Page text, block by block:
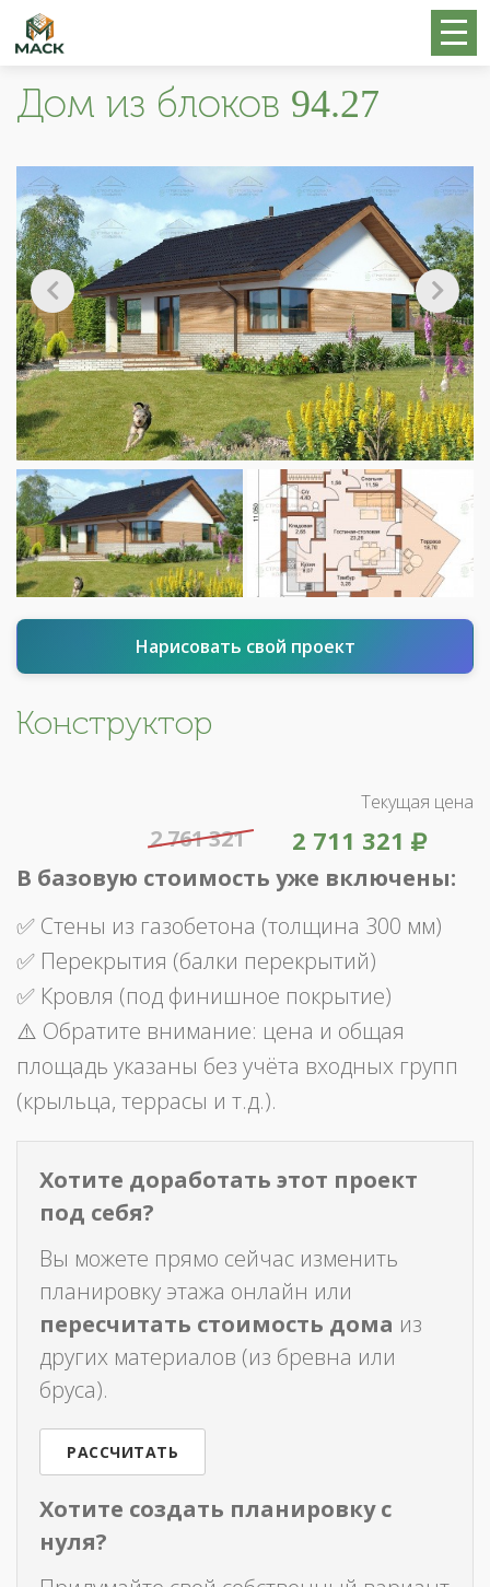
Дом из блоков 94.27
Нарисовать свой проект
Конструктор
Текущая цена
2 711 321
2 761 321
В базовую стоимость уже включены:
✅ Стены из газобетона (толщина 300 мм)
✅ Перекрытия (балки перекрытий)
✅ Кровля (под финишное покрытие)
⚠️ Обратите внимание: цена и общая
площадь указаны без учёта входных групп
(крыльца, террасы и т.д.).
Хотите доработать этот проект
под себя?
Вы можете прямо сейчас изменить
планировку этажа онлайн или
пересчитать стоимость дома из
других материалов (из бревна или
бруса).
РАССЧИТАТЬ
Хотите создать планировку с
нуля?